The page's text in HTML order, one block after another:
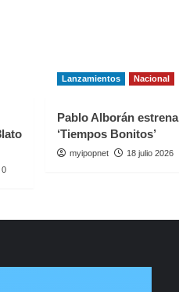
0
Lanzamientos Nacional
Pablo Alborán estrena
‘Tiempos Bonitos’
myipopnet 18 julio 2026